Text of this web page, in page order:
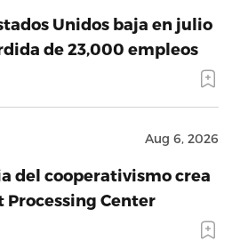
Unidos baja en julio
de 23,000 empleos
Aug 6, 2026
del cooperativismo crea
Processing Center